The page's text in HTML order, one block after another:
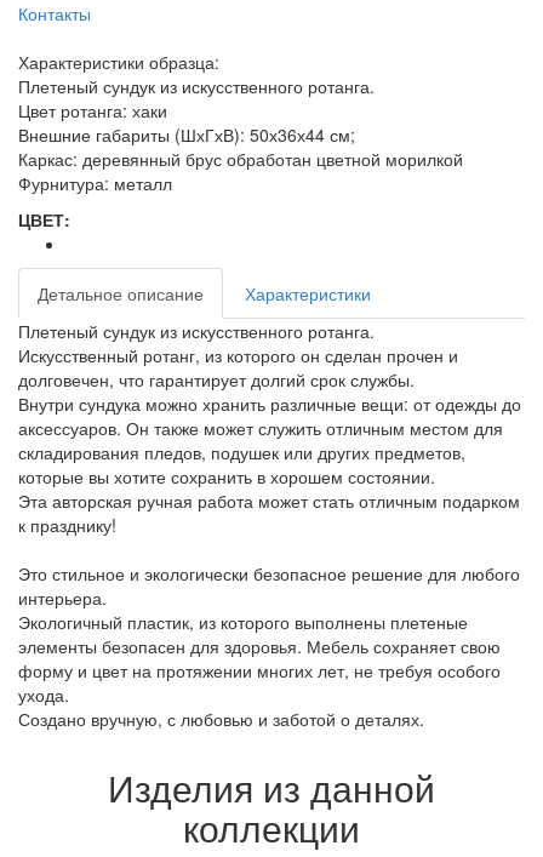
Контакты
Характеристики образца:
Плетеный сундук из искусственного ротанга.
Цвет ротанга: хаки
Внешние габариты (ШхГхВ): 50х36х44 см;
Каркас: деревянный брус обработан цветной морилкой
Фурнитура: металл
ЦВЕТ:
Детальное описание
Характеристики
Плетеный сундук из искусственного ротанга.
Искусственный ротанг, из которого он сделан прочен и
долговечен, что гарантирует долгий срок службы.
Внутри сундука можно хранить различные вещи: от одежды до
аксессуаров. Он также может служить отличным местом для
складирования пледов, подушек или других предметов,
которые вы хотите сохранить в хорошем состоянии.
Эта авторская ручная работа может стать отличным подарком
к празднику!
Это стильное и экологически безопасное решение для любого
интерьера.
Экологичный пластик, из которого выполнены плетеные
элементы безопасен для здоровья. Мебель сохраняет свою
форму и цвет на протяжении многих лет, не требуя особого
ухода.
Создано вручную, с любовью и заботой о деталях.
Изделия из данной
коллекции